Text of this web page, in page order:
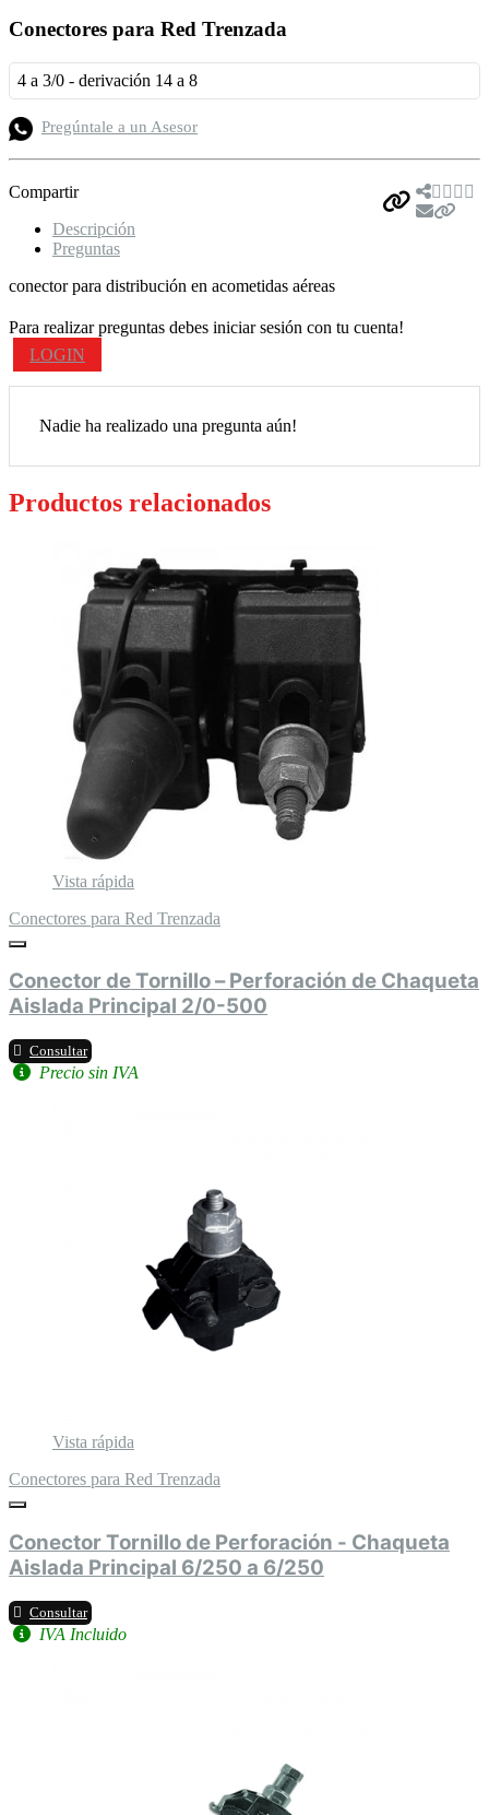
Conectores para Red Trenzada
4 a 3/0 - derivación 14 a 8
Pregúntale a un Asesor
Compartir
Descripción
Preguntas
conector para distribución en acometidas aéreas
Para realizar preguntas debes iniciar sesión con tu cuenta!
LOGIN
Nadie ha realizado una pregunta aún!
Productos relacionados
Vista rápida
Conectores para Red Trenzada
Conector de Tornillo – Perforación de Chaqueta
Aislada Principal 2/0-500
Consultar
Precio sin IVA
Vista rápida
Conectores para Red Trenzada
Conector Tornillo de Perforación - Chaqueta
Aislada Principal 6/250 a 6/250
Consultar
IVA Incluido